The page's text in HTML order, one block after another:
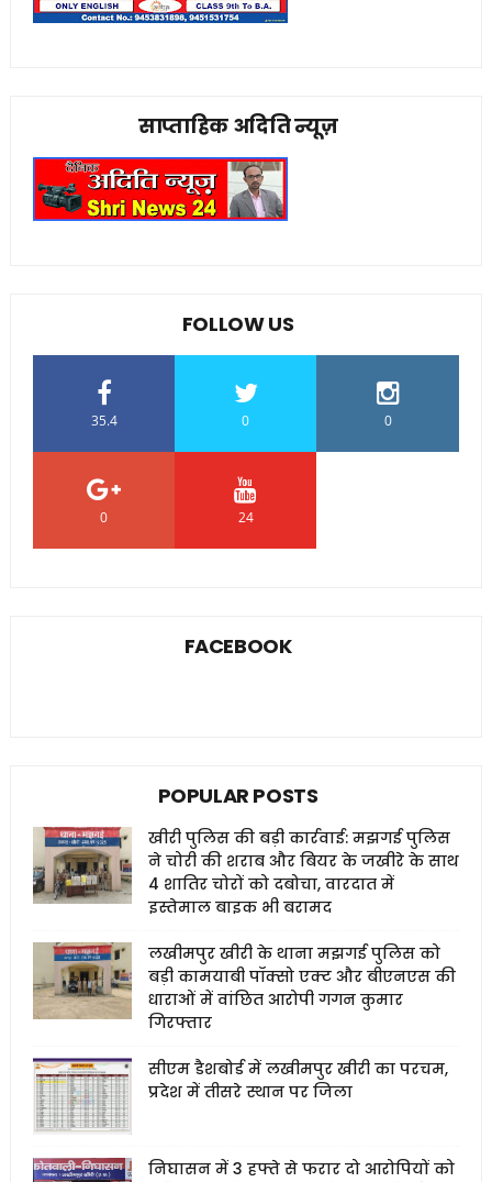
साप्ताहिक अदिति न्यूज़
FOLLOW US
35.4 0 0
0 24
FACEBOOK
POPULAR POSTS
खीरी पुलिस की बड़ी कार्रवाई: मझगई पुलिस
ने चोरी की शराब और बियर के जखीरे के साथ
4 शातिर चोरों को दबोचा, वारदात में
इस्तेमाल बाइक भी बरामद
लखीमपुर खीरी के थाना मझगई पुलिस को
बड़ी कामयाबी पॉक्सो एक्ट और बीएनएस की
धाराओं में वांछित आरोपी गगन कुमार
गिरफ्तार
सीएम डैशबोर्ड में लखीमपुर खीरी का परचम,
प्रदेश में तीसरे स्थान पर जिला
निघासन में 3 हफ्ते से फरार दो आरोपियों को